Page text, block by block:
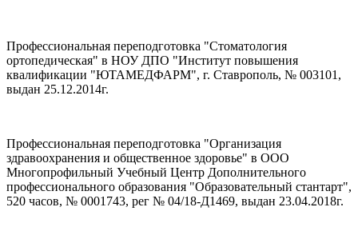
Профессиональная переподготовка "Стоматология
ортопедическая" в НОУ ДПО "Институт повышения
квалификации "ЮТАМЕДФАРМ", г. Ставрополь, № 003101,
выдан 25.12.2014г.
Профессиональная переподготовка "Организация
здравоохранения и общественное здоровье" в ООО
Многопрофильный Учебный Центр Дополнительного
профессионального образования "Образовательный стантарт",
520 часов, № 0001743, рег № 04/18-Д1469, выдан 23.04.2018г.